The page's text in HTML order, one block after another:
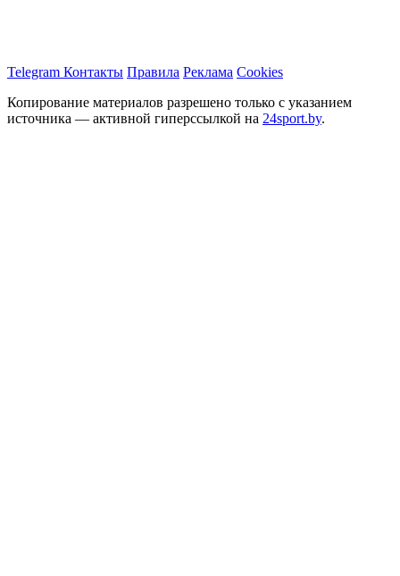
Telegram Контакты Правила Реклама Cookies
Копирование материалов разрешено только с указанием
источника — активной гиперссылкой на 24sport.by.